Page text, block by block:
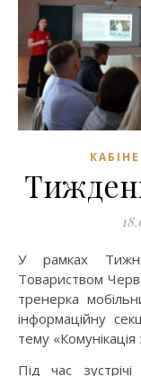
У рамках Тижня безбар’єрності у співпраці з
Товариством
тренерка
інформаційну
тему
Під час